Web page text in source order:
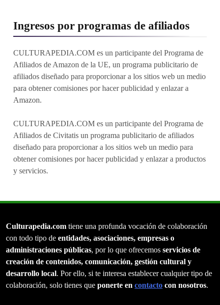
Ingresos por programas de afiliados
CULTURAPEDIA.COM es un participante del Programa de
Afiliados de Amazon de la UE, un programa publicitario de
afiliados diseñado para proporcionar a los sitios web un medio
para obtener comisiones por hacer publicidad y enlazar a
Amazon.
CULTURAPEDIA.COM es un participante del Programa de
Afiliados de Civitatis un programa publicitario de afiliados
diseñado para proporcionar a los sitios web un medio para
obtener comisiones por hacer publicidad y enlazar a productos
y servicios.
Culturapedia.com tiene una profunda vocación de colaboración
con todo tipo de entidades, asociaciones, empresas o
administraciones públicas, por lo que ofrecemos servicios de
creación de contenidos, comunicación, gestión cultural y
desarrollo local. Por ello, si te interesa establecer cualquier tipo de
colaboración, solo tienes que ponerte en contacto con nosotros.